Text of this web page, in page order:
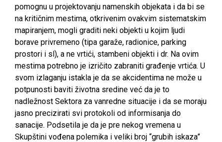
pomognu u projektovanju namenskih objekata i da bi se
na kritičnim mestima, otkrivenim ovakvim sistematskim
mapiranjem, mogli graditi neki objekti u kojim ljudi
borave privremeno (tipa garaže, radionice, parking
prostori i sl), a ne vrtići, stambeni objekti i dr. Na ovim
mestima potrebno je izričito zabraniti građenje vrtića. U
svom izlaganju istakla je da se akcidentima ne može u
potpunosti baviti životna sredine već da je to
nadležnost Sektora za vanredne situacije i da se moraju
jasno precizirati svi protokoli od informisanja do
sanacije. Podsetila je da je pre nekog vremena u
Skupštini vođena polemika i veliki broj “grubih iskaza”